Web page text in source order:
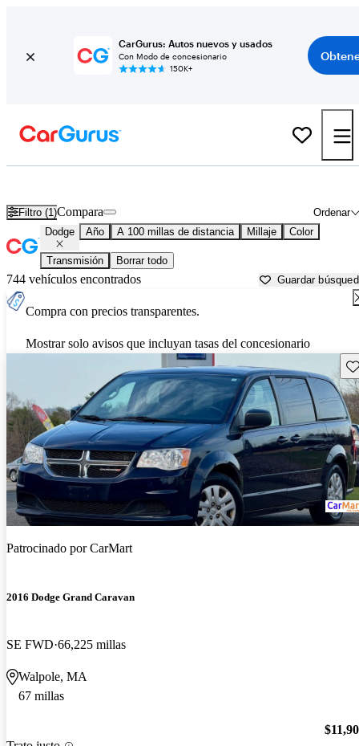
CarGurus: Autos nuevos y usados
Con Modo de concesionario
150K+
Filtro (1) Ordenar
Compara
Dodge Año A 100 millas de distancia Millaje Color
Transmisión Borrar todo
744 vehículos encontrados Guardar
Compra con precios transparentes.
Mostrar solo avisos que incluyan tasas del concesionario
Patrocinado porCarMart
2016 Dodge Grand Caravan
SE FWD 66,225 millas
Walpole, MA
67 millas